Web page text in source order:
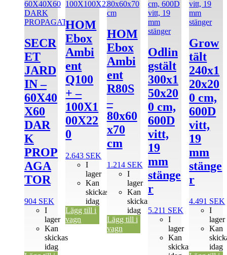
SECR
ET
JARD
IN –
60X40
X60
DAR
K
PROP
AGA
TOR
904 SEK
I
lager
Kan
skickas
idag
HOM
Ebox
Ambi
ent
Q100
+ –
100X1
00X22
0
2.643 SEK
I
lager
Kan
skickas
idag
Lägg till i
vagn
HOM
Ebox
Ambi
ent
R80S
–
80x60
x70
cm
1.214 SEK
I
lager
Kan
skickas
idag
Lägg till i
vagn
Odlin
gs­tält
300x1
50x20
0 cm,
600D
vitt,
19
mm
stänge
r
5.211 SEK
I
lager
Kan
skickas
Grow
tält
240x1
20x20
0 cm,
600D
vitt,
19
mm
stänge
r
4.491 SEK
I
lager
Kan
idag